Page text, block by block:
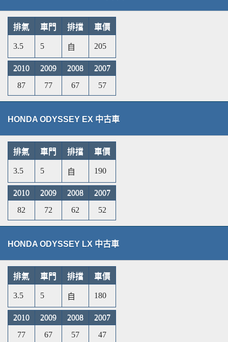
排氣 車門 排擋 車價
3.5 5 自 205
2010 2009 2008
2007
87
77 67 57
HONDA ODYSSEY EX 中古車
排氣 車門 排擋 車價
3.5 5 自 190
2010 2009 2008
2007
82
72 62 52
HONDA ODYSSEY LX 中古車
排氣 車門 排擋 車價
3.5 5 自 180
2010 2009 2008
2007
77
67 57 47